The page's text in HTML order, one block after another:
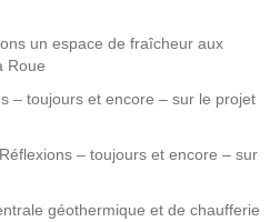
un espace de fraîcheur aux
Roue
– toujours et encore – sur le projet
Réflexions – toujours et encore – sur
géothermique et de chaufferie